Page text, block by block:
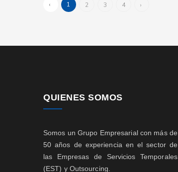
‹ 1 2 3 4 ›
QUIENES SOMOS
Somos un Grupo Empresarial con más de
50 años de experiencia en el sector de
las Empresas de Servicios Temporales
(EST) y Outsourcing.